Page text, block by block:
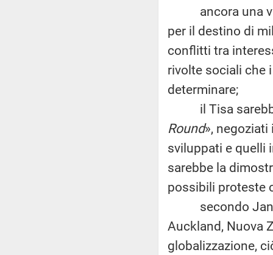
ancora una
per il destino di
conflitti tra
rivolte sociali che
determinare;
il Tisa sarebbe
Round»,
sviluppati e quelli
sarebbe la
possibili proteste
secondo Jane
Auckland, Nuova
globalizzazione,